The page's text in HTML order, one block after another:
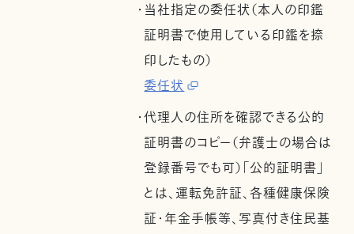
・当社指定の委任状（本人の印鑑
証明書で使用している印鑑を捺
印したもの）
委任状
・代理人の住所を確認できる公的
証明書のコピー（弁護士の場合は
登録番号でも可）「公的証明書」
とは、運転免許証、各種健康保険
証・年金手帳等、写真付き住民基